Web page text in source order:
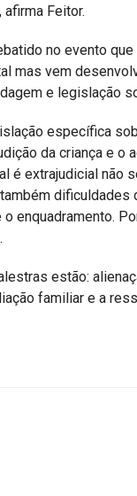
Feitor.
no evento
mas vem
e legislação
específica
da criança e o
é extrajudicial não
enquadramento.
estão:
familiar e a